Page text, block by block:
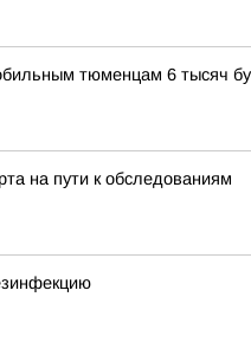
тюменцам 6 тысяч
на пути к обследованиям